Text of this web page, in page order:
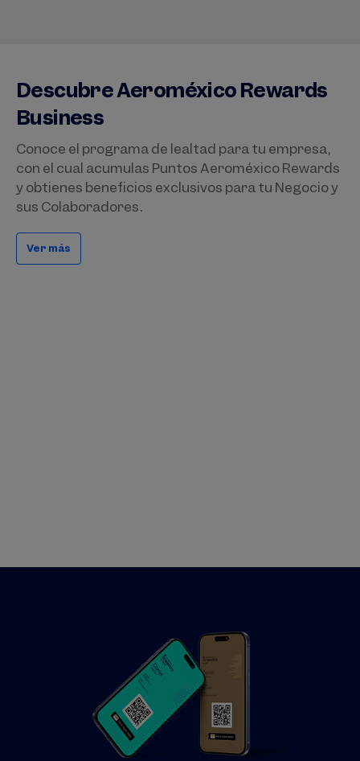
Descubre Aeroméxico Rewards
Business
Conoce el programa de lealtad para tu empresa,
con el cual acumulas Puntos Aeroméxico Rewards
y obtienes beneficios exclusivos para tu Negocio y
sus Colaboradores.
Ver más